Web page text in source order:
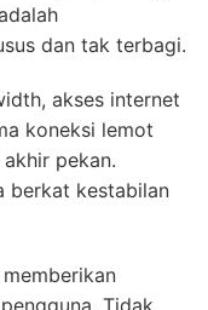
dan tak terbagi.
akses internet
koneksi lemot
pekan.
berkat kestabilan
Tidak